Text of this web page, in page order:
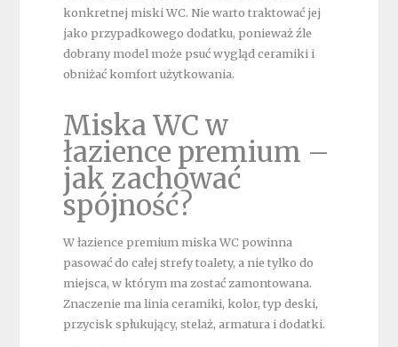
konkretnej miski WC. Nie warto traktować jej
jako przypadkowego dodatku, ponieważ źle
dobrany model może psuć wygląd ceramiki i
obniżać komfort użytkowania.
Miska WC w
łazience premium –
jak zachować
spójność?
W łazience premium miska WC powinna
pasować do całej strefy toalety, a nie tylko do
miejsca, w którym ma zostać zamontowana.
Znaczenie ma linia ceramiki, kolor, typ deski,
przycisk spłukujący, stelaż, armatura i dodatki.